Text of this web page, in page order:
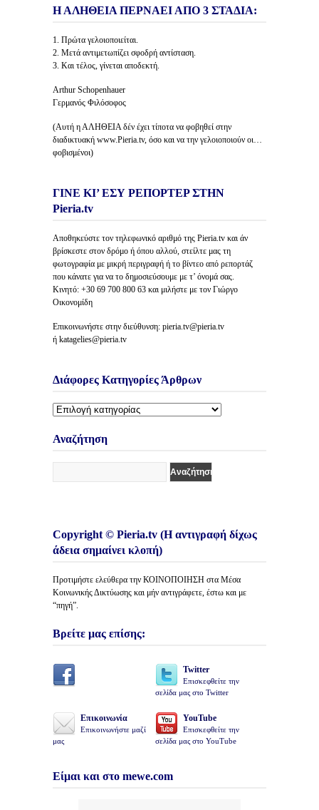
Η ΑΛΗΘΕΙΑ ΠΕΡΝΑΕΙ ΑΠΟ 3 ΣΤΑΔΙΑ:
1. Πρώτα γελοιοποιείται.
2. Μετά αντιμετωπίζει σφοδρή αντίσταση.
3. Και τέλος, γίνεται αποδεκτή.
Arthur Schopenhauer
Γερμανός Φιλόσοφος
(Αυτή η ΑΛΗΘΕΙΑ δέν έχει τίποτα να φοβηθεί στην
διαδικτυακή www.Pieria.tv, όσο και να την γελοιοποιούν οι…
φοβισμένοι)
ΓΙΝΕ ΚΙ’ ΕΣΥ ΡΕΠΟΡΤΕΡ ΣΤΗΝ
Pieria.tv
Αποθηκεύστε τον τηλεφωνικό αριθμό της Pieria.tv και άν
βρίσκεστε στον δρόμο ή όπου αλλού, στείλτε μας τη
φωτογραφία με μικρή περιγραφή ή το βίντεο από ρεπορτάζ
που κάνατε για να το δημοσιεύσουμε με τ’ όνομά σας.
Κινητό: +30 69 700 800 63 και μιλήστε με τον Γιώργο
Οικονομίδη
Επικοινωνήστε στην διεύθυνση: pieria.tv@pieria.tv
ή katagelies@pieria.tv
Διάφορες Κατηγορίες Άρθρων
Διάφορες
Άρθρων
Αναζήτηση
Copyright © Pieria.tv (Η αντιγραφή δίχως
άδεια σημαίνει κλοπή)
Προτιμήστε ελεύθερα την ΚΟΙΝΟΠΟΙΗΣΗ στα Μέσα
Κοινωνικής Δικτύωσης και μήν αντιγράφετε, έστω και με
“πηγή”.
Βρείτε μας επίσης:
Twitter
Επισκεφθείτε την
σελίδα μας στο Twitter
Επικοινωνία
Επικοινωνήστε μαζί
μας
YouTube
Επισκεφθείτε την
σελίδα μας στο YouTube
Είμαι και στο mewe.com